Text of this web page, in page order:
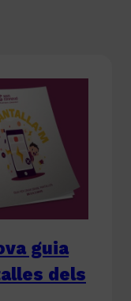
guia
dels